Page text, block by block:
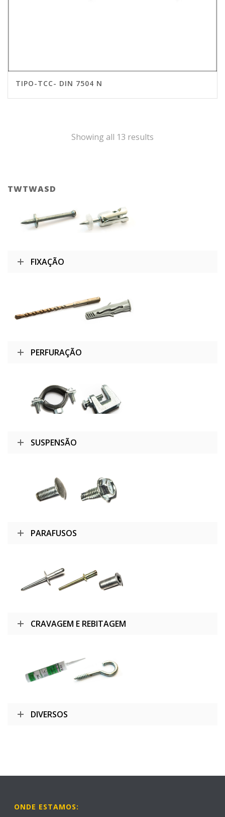
TIPO-TCC- DIN 7504 N
Showing all 13 results
TWTWASD
FIXAÇÃO
PERFURAÇÃO
SUSPENSÃO
PARAFUSOS
CRAVAGEM E REBITAGEM
DIVERSOS
ONDE ESTAMOS: